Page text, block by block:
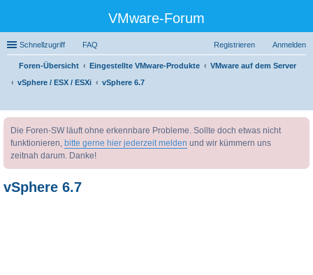
VMware-Forum
Schnellzugriff FAQ Anmelden
Registrieren
Foren-Übersicht Eingestellte VMware-Produkte
VMware auf dem Server
vSphere / ESX / ESXi
vSphere 6.7
uc
Die Foren-SW läuft ohne erkennbare Probleme. Sollte doch etwas nicht
funktionieren, bitte gerne hier jederzeit melden und wir kümmern uns
zeitnah darum. Danke!
vSphere 6.7